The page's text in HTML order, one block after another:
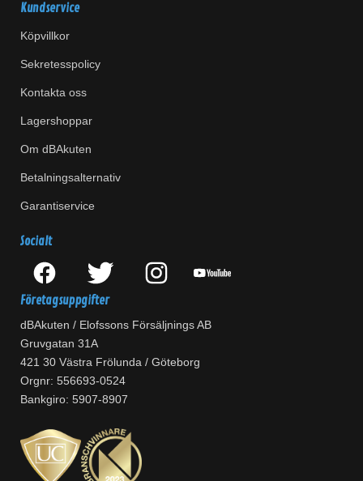
Kundservice
Köpvillkor
Sekretesspolicy
Kontakta oss
Lagershoppar
Om dBAkuten
Betalningsalternativ
Garantiservice
Socialt
Företagsuppgifter
dBAkuten / Elofssons Försäljnings AB
Gruvgatan 31A
421 30 Västra Frölunda / Göteborg
Orgnr: 556693-0524
Bankgiro: 5907-8907